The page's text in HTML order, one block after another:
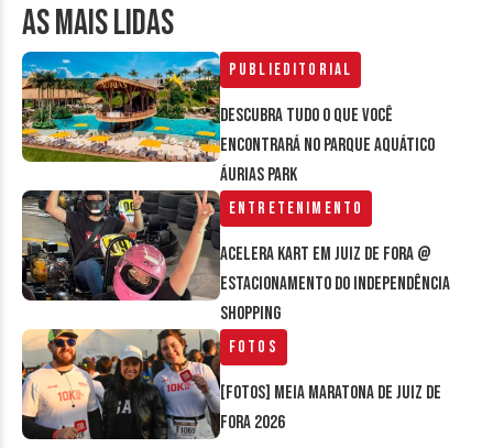
AS MAIS LIDAS
Publieditorial
Descubra tudo o que você
encontrará no parque aquático
Áurias Park
Entretenimento
Acelera Kart em Juiz de Fora @
estacionamento do Independência
Shopping
Fotos
[FOTOS] Meia Maratona de Juiz de
Fora 2026